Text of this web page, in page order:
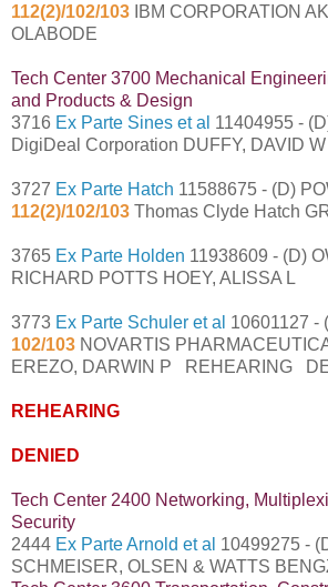
112(2)/102/103 IBM CORPORATION
OLABODE
Tech Center 3700 Mechanical
and Products & Design
3716 Ex Parte Sines et al 11404955 -
DigiDeal Corporation DUFFY, DAVID W
3727 Ex Parte Hatch 11588675 - (D)
112(2)/102/103 Thomas Clyde Hatch
3765 Ex Parte Holden 11938609 - (D)
RICHARD POTTS HOEY, ALISSA L
3773 Ex Parte Schuler et al 10601127 -
102/103 NOVARTIS
EREZO, DARWIN P REHEARING
REHEARING
DENIED
Tech Center 2400 Networking,
Security
2444 Ex Parte Arnold et al 10499275 -
SCHMEISER, OLSEN & WATTS